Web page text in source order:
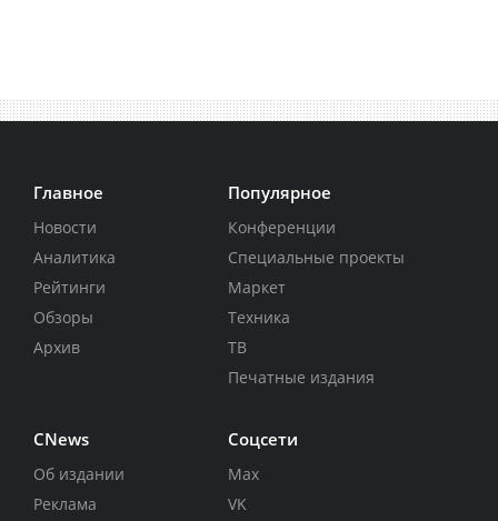
Главное
Новости
Аналитика
Рейтинги
Обзоры
Архив
Популярное
Конференции
Специальные проекты
Маркет
Техника
ТВ
Печатные издания
CNews
Об издании
Реклама
Соцсети
Max
VK